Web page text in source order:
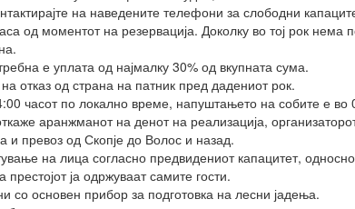
на наведените телефони за слободни
од моментот на резервација. Доколку во тој рок нема
е уплата од најмалку 30% од вкупната сума.
отказ од страна на патник пред дадениот рок.
часот по локално време, напуштањето на собите е во
аранжманот на денот на реализација,
превоз од Скопје до Волос и назад.
на лица согласно предвидениот капацитет, односно
ја одржуваат самите гости.
со основен прибор за подготовка на лесни јадења.